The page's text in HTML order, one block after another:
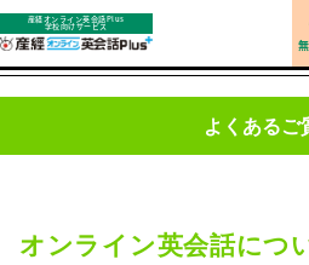
産経オンライン英会話Plus
学校向けサービス
よくあるご
オンライン英会話につ